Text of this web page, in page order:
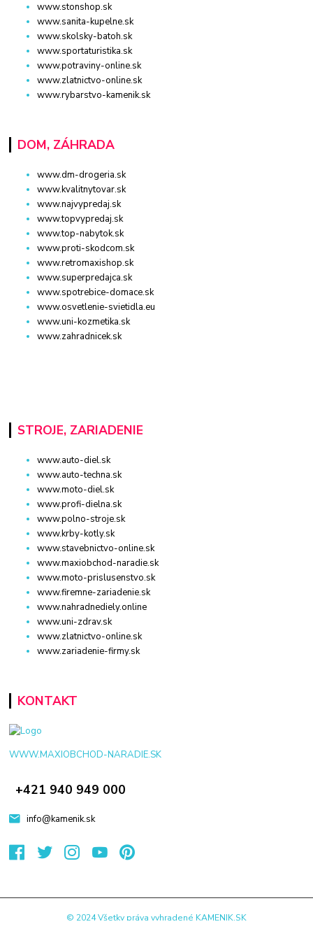
www.stonshop.sk
www.sanita-kupelne.sk
www.skolsky-batoh.sk
www.sportaturistika.sk
www.potraviny-online.sk
www.zlatnictvo-online.sk
www.rybarstvo-kamenik.sk
DOM, ZÁHRADA
www.dm-drogeria.sk
www.kvalitnytovar.sk
www.najvypredaj.sk
www.topvypredaj.sk
www.top-nabytok.sk
www.proti-skodcom.sk
www.retromaxishop.sk
www.superpredajca.sk
www.spotrebice-domace.sk
www.osvetlenie-svietidla.eu
www.uni-kozmetika.sk
www.zahradnicek.sk
STROJE, ZARIADENIE
www.auto-diel.sk
www.auto-techna.sk
www.moto-diel.sk
www.profi-dielna.sk
www.polno-stroje.sk
www.krby-kotly.sk
www.stavebnictvo-online.sk
www.maxiobchod-naradie.sk
www.moto-prislusenstvo.sk
www.firemne-zariadenie.sk
www.nahradnediely.online
www.uni-zdrav.sk
www.zlatnictvo-online.sk
www.zariadenie-firmy.sk
KONTAKT
WWW.MAXIOBCHOD-NARADIE.SK
+421 940 949 000
info@kamenik.sk
© 2024 Všetky práva vyhradené KAMENIK.SK